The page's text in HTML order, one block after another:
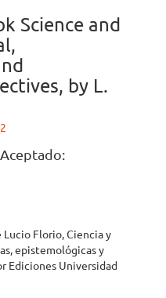
Science and
by L.
2
Florio, Ciencia y
epistemológicas y
Ediciones Universidad